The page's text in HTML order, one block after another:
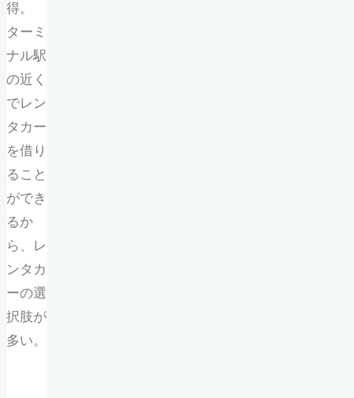
得。
ターミ
ナル駅
の近く
でレン
タカー
を借り
ること
ができ
るか
ら、レ
ンタカ
ーの選
択肢が
多い。